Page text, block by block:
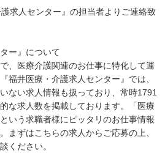
求人センター』の担当者よりご連絡致
ー』について
、医療介護関連のお仕事に特化して運
福井医療・介護求人センター』では、
ない求人情報も扱っており、常時1791
な求人数を掲載しております。「医療
いう求職者様にピッタリのお仕事情報
まずはこちらの求人からご応募の上、
ください。